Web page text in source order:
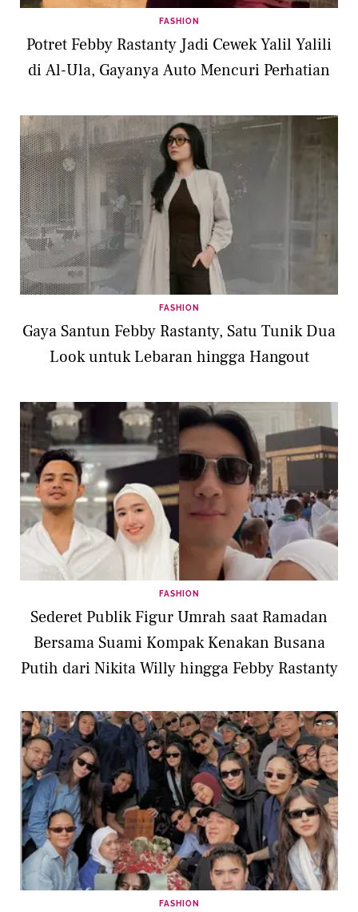
FASHION
Potret Febby Rastanty Jadi Cewek Yalil Yalili
di Al-Ula, Gayanya Auto Mencuri Perhatian
FASHION
Gaya Santun Febby Rastanty, Satu Tunik Dua
Look untuk Lebaran hingga Hangout
FASHION
Sederet Publik Figur Umrah saat Ramadan
Bersama Suami Kompak Kenakan Busana
Putih dari Nikita Willy hingga Febby Rastanty
FASHION